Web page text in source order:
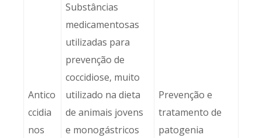
Antico
ccidia
nos
Substâncias
medicamentosas
utilizadas para
prevenção de
coccidiose, muito
utilizado na dieta
de animais jovens
e monogástricos
Prevenção e
tratamento de
patogenia